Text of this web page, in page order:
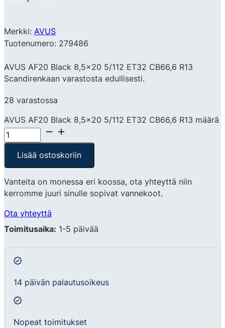
Merkki: AVUS
Tuotenumero: 279486
AVUS AF20 Black 8,5×20 5/112 ET32 CB66,6 R13
Scandirenkaan varastosta edullisesti.
28 varastossa
AVUS AF20 Black 8,5x20 5/112 ET32 CB66,6 R13 määrä
Lisää ostoskoriin
Vanteita on monessa eri koossa, ota yhteyttä niin
kerromme juuri sinulle sopivat vannekoot.
Ota yhteyttä
Toimitusaika: 1-5 päivää
14 päivän palautusoikeus
Nopeat toimitukset